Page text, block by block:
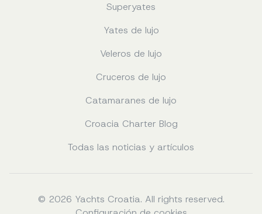
Superyates
Yates de lujo
Veleros de lujo
Cruceros de lujo
Catamaranes de lujo
Croacia Charter Blog
Todas las noticias y artículos
© 2026 Yachts Croatia. All rights reserved.